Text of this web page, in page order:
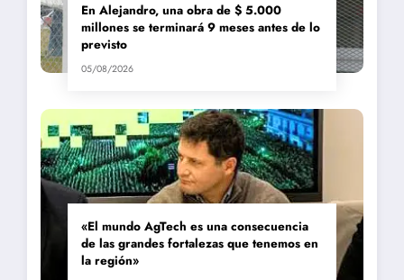
En Alejandro, una obra de $ 5.000
millones se terminará 9 meses antes de lo
previsto
05/08/2026
«El mundo AgTech es una consecuencia
de las grandes fortalezas que tenemos en
la región»